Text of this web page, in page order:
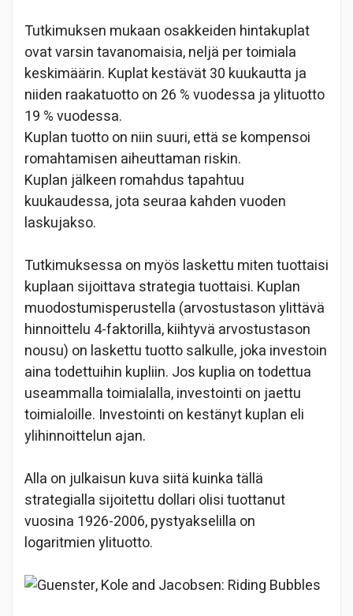
Tutkimuksen mukaan osakkeiden hintakuplat
ovat varsin tavanomaisia, neljä per toimiala
keskimäärin. Kuplat kestävät 30 kuukautta ja
niiden raakatuotto on 26 % vuodessa ja ylituotto
19 % vuodessa.
Kuplan tuotto on niin suuri, että se kompensoi
romahtamisen aiheuttaman riskin.
Kuplan jälkeen romahdus tapahtuu
kuukaudessa, jota seuraa kahden vuoden
laskujakso.
Tutkimuksessa on myös laskettu miten tuottaisi
kuplaan sijoittava strategia tuottaisi. Kuplan
muodostumisperustella (arvostustason ylittävä
hinnoittelu 4-faktorilla, kiihtyvä arvostustason
nousu) on laskettu tuotto salkulle, joka investoin
aina todettuihin kupliin. Jos kuplia on todettua
useammalla toimialalla, investointi on jaettu
toimialoille. Investointi on kestänyt kuplan eli
ylihinnoittelun ajan.
Alla on julkaisun kuva siitä kuinka tällä
strategialla sijoitettu dollari olisi tuottanut
vuosina 1926-2006, pystyakselilla on
logaritmien ylituotto.